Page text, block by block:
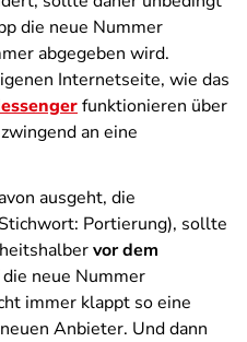
die neue Nummer
abgegeben wird.
Internetseite, wie das
funktionieren über
an eine
ausgeht, die
Portierung), sollte
vor dem
neue Nummer
immer klappt so eine
Anbieter. Und dann